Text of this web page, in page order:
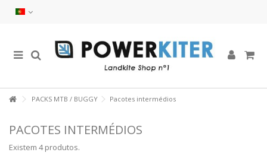
PACKS MTB / BUGGY Pacotes intermédios
PACOTES INTERMÉDIOS
Existem 4 produtos.